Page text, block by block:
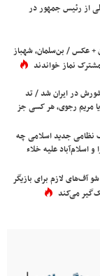
از رئیس جمهور در
+ عکس / بن‌سلمان، شهباز
نماز خواندند
شورش در ایران شد / تد
مریم رجوی، هر کسی جز
نظامی جدید اسلامی چه
اسلام‌آباد علیه خلاء
لازم برای بازیگر
می‌کند